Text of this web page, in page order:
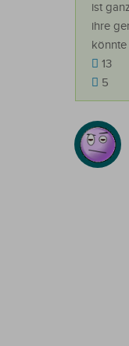
ist
ihre
13
5